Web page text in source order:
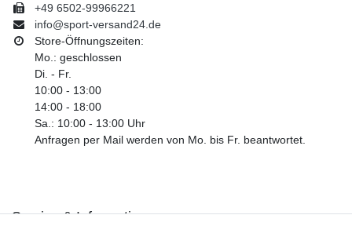
+49 6502-99966221
info@sport-versand24.de
Store-Öffnungszeiten:
Mo.: geschlossen
Di. - Fr.
10:00 - 13:00
14:00 - 18:00
Sa.: 10:00 - 13:00 Uhr
Anfragen per Mail werden von Mo. bis Fr. beantwortet.
Service & Informationen